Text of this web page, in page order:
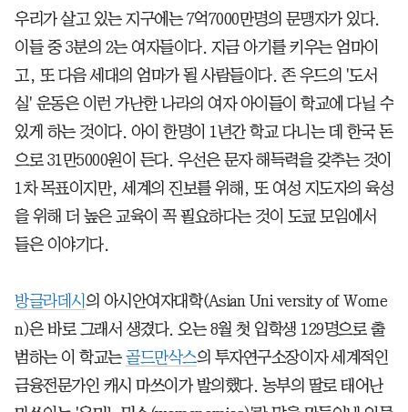
우리가 살고 있는 지구에는 7억7000만명의 문맹자가 있다.
이들 중 3분의 2는 여자들이다. 지금 아기를 키우는 엄마이
고, 또 다음 세대의 엄마가 될 사람들이다. 존 우드의 '도서
실' 운동은 이런 가난한 나라의 여자 아이들이 학교에 다닐 수
있게 하는 것이다. 아이 한명이 1년간 학교 다니는 데 한국 돈
으로 31만5000원이 든다. 우선은 문자 해득력을 갖추는 것이
1차 목표이지만, 세계의 진보를 위해, 또 여성 지도자의 육성
을 위해 더 높은 교육이 꼭 필요하다는 것이 도쿄 모임에서
들은 이야기다.
방글라데시 의 아시안여자대학(Asian Uni versity of Wome
n)은 바로 그래서 생겼다. 오는 8월 첫 입학생 129명으로 출
범하는 이 학교는 골드만삭스의 투자연구소장이자 세계적인
금융전문가인 캐시 마쓰이가 발의했다. 농부의 딸로 태어난